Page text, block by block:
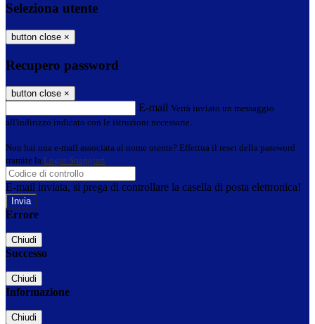
Seleziona utente
button close ×
Recupero password
button close ×
E-mail Verrà inviato un messaggio
all'indirizzo indicato con le istruzioni necessarie.
Non hai una e-mail associata al nome utente? Effettua il reset della password
tramite la Login Spaggiari
E-mail inviata, si prega di controllare la casella di posta elettronica!
Errore
Chiudi
Successo
Chiudi
Informazione
Chiudi